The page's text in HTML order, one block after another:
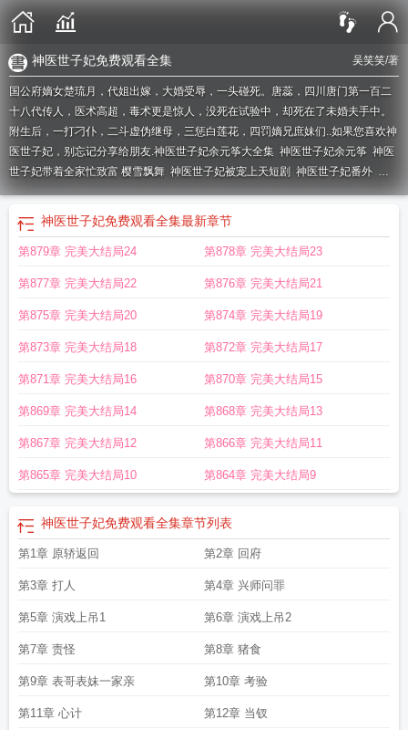
吴笑笑/著
神医世子妃免费观看全集
国公府嫡女楚琉月，代姐出嫁，大婚受辱，一头碰死。唐蕊，四川唐门第一百二
十八代传人，医术高超，毒术更是惊人，没死在试验中，却死在了未婚夫手中。
附生后，一打刁仆，二斗虚伪继母，三惩白莲花，四罚嫡兄庶妹们..如果您喜欢神
医世子妃，别忘记分享给朋友.神医世子妃余元筝大全集 神医世子妃余元筝 神医
世子妃带着全家忙致富 樱雪飘舞 神医世子妃被宠上天短剧 神医世子妃番外 免
费神医世子妃神医世子妃楚流玥免费阅读神医世子妃楚琉月神医世子妃楚琉月
神医世子妃被全家宠上天 宠妻无度神医世子妃
医世子妃结局
读免费阅读神医世子妃全文 神医世子妃我才一岁神医世子妃全文免费
费观看
神医世子妃人物介绍 神医世子妃被全家宠上天演员天赐良缘之神医世子
妃神医世子妃被全家宠神医世子妃病弱世子他不经撩神医世子妃大结局
完整版神医世子妃免费神医世子妃辛墨戈免费神医世子妃嫡女惊城 容九
世子妃被全家宠上天爆火短剧
神医世子妃云珞作品神医世子妃被全家宠上天短
文免费神医世子妃被全家宠上天合集 神医世子妃被全家娇宠了神医世子妃动
在线观看
神医世子妃短剧全集 神医世子妃的 神医世子妃 艾木
筝动漫视频神医世子妃短剧免费观看全集神医世子妃全集观看
科神医世子妃 第1章神医世子妃楚琉月免费阅读神医世子妃被全家宠上天短剧
子妃最新章节
神医世子妃吴笑笑 神医世子妃全文
世子妃 吴笑笑神医世子妃苏陌颜 神医世子妃闻人十二
云珞神医世子妃凤妤辛墨戈全文阅读免费 神医世子妃被全家宠上天短剧免费观
看神医世子妃吴笑笑百度 神医世子妃短剧免费观看 神医世子妃被全家宠上天大
妃被全家宠上天短剧全集
神医世子妃免费观看全集最新章节
第879章 完美大结局24 第878章 完美大结局23
第877章 完美大结局22 第876章 完美大结局21
第875章 完美大结局20 第874章 完美大结局19
第873章 完美大结局18 第872章 完美大结局17
第871章 完美大结局16 第870章 完美大结局15
第869章 完美大结局14 第868章 完美大结局13
第867章 完美大结局12 第866章 完美大结局11
第865章 完美大结局10 第864章 完美大结局9
神医世子妃免费观看全集章节列表
第1章 原轿返回 第2章 回府
第3章 打人 第4章 兴师问罪
第5章 演戏上吊1 第6章 演戏上吊2
第7章 责怪 第8章 猪食
第9章 表哥表妹一家亲 第10章 考验
第11章 心计 第12章 当钗